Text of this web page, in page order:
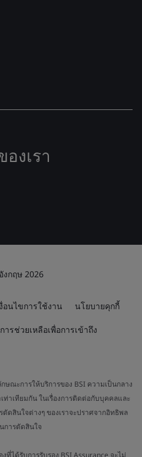
งเรา
กฤษ 2026
อนไขการใช้งาน นโยบายคุกกี้
การช่วยเหลือเพื่อการเข้าถึง
ษณะการให้บริการของ BSI ความเป็นกลาง
ท่าเทียมกัน ในเรื่องการติดต่อกับบุคคลและ
ดสินใจต่างๆ ของเราจะปราศจากอิทธิพล
การตัดสินใจ
ที่ได้รับการรับรอง BSI Assurance จะไม่